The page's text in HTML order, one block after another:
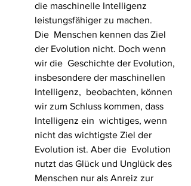
die maschinelle Intelligenz
leistungsfähiger zu machen.
Die  Menschen kennen das Ziel
der Evolution nicht. Doch wenn
wir die  Geschichte der Evolution,
insbesondere der maschinellen
Intelligenz,  beobachten, können
wir zum Schluss kommen, dass
Intelligenz ein  wichtiges, wenn
nicht das wichtigste Ziel der
Evolution ist. Aber die  Evolution
nutzt das Glück und Unglück des
Menschen nur als Anreiz zur